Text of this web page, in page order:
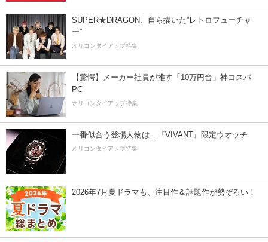
SUPER★DRAGON、自ら描いた”レトロフューチャ
ー”
オリコンタイアップ特集
【驚愕】メーカー社員が推す「10万円台」神コスパ
PC
オリコンタイアップ特集
一番似合う登場人物は…『VIVANT』限定ウオッチ
オリコンタイアップ特集
2026年7月夏ドラマも、注目作＆話題作が勢ぞろい！